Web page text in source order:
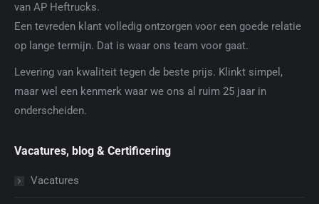
van AP Heftrucks.
Een tevreden klant volledig ontzorgen voor een goede relatie
op lange termijn. Dat is waar ons team voor gaat.
Levering van kwaliteit tegen de beste prijs. Klinkt simpel,
maar wel een kenmerk waar we ons al ruim 25 jaar in
onderscheiden.
Vacatures, blog & Certificering
Vacatures